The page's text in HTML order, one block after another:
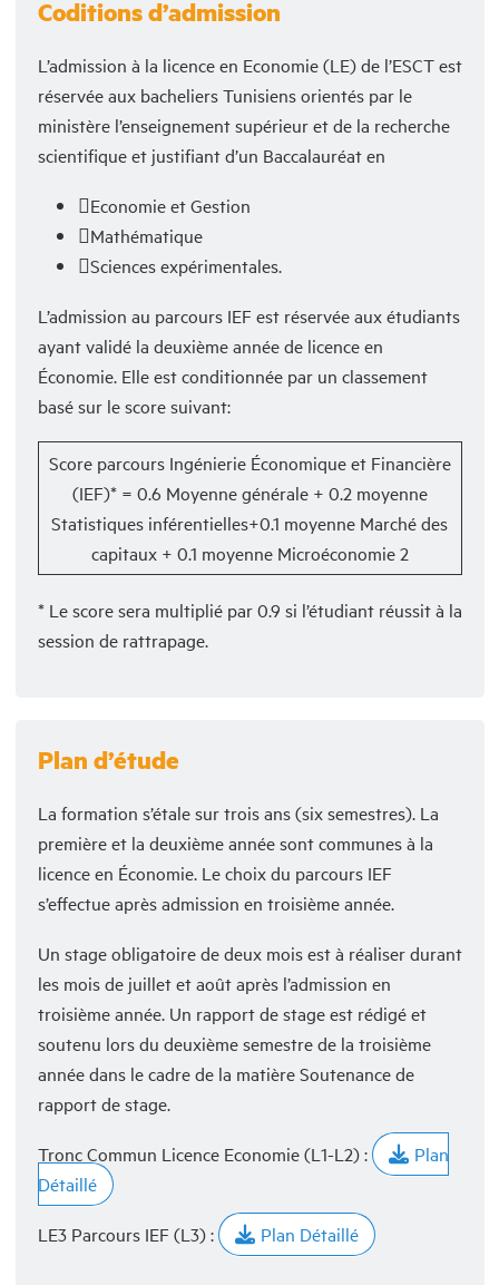
Coditions d’admission
L’admission à la licence en Economie (LE) de l’ESCT est
réservée aux bacheliers Tunisiens orientés par le
ministère l’enseignement supérieur et de la recherche
scientifique et justifiant d’un Baccalauréat en
Economie et Gestion
Mathématique
Sciences expérimentales.
L’admission au parcours IEF est réservée aux étudiants
ayant validé la deuxième année de licence en
Économie. Elle est conditionnée par un classement
basé sur le score suivant:
Score parcours Ingénierie Économique et Financière
(IEF)* = 0.6 Moyenne générale + 0.2 moyenne
Statistiques inférentielles+0.1 moyenne Marché des
capitaux + 0.1 moyenne Microéconomie 2
* Le score sera multiplié par 0.9 si l’étudiant réussit à la
session de rattrapage.
Plan d’étude
La formation s’étale sur trois ans (six semestres). La
première et la deuxième année sont communes à la
licence en Économie. Le choix du parcours IEF
s’effectue après admission en troisième année.
Un stage obligatoire de deux mois est à réaliser durant
les mois de juillet et août après l’admission en
troisième année. Un rapport de stage est rédigé et
soutenu lors du deuxième semestre de la troisième
année dans le cadre de la matière Soutenance de
rapport de stage.
Tronc Commun Licence Economie (L1-L2) :
Plan
Détaillé
LE3 Parcours IEF (L3) : Plan Détaillé